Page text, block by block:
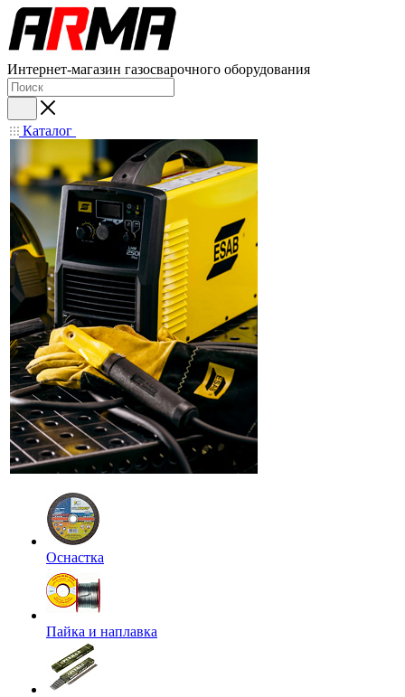
Интернет-магазин газосварочного оборудования
Каталог
Оснастка
Пайка и наплавка